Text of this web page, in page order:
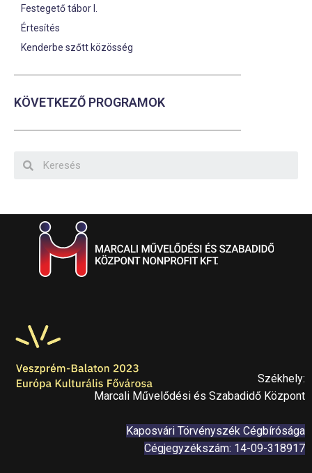
Festegető tábor I.
Értesítés
Kenderbe szőtt közösség
KÖVETKEZŐ PROGRAMOK
Székhely:
Marcali Művelődési és Szabadidő Központ
Kaposvári Törvényszék Cégbírósága
Cégjegyzékszám: 14-09-318917